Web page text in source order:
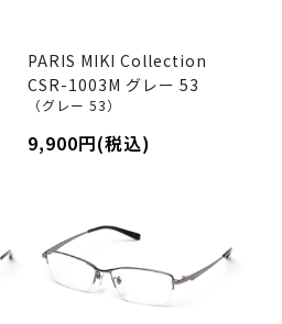
PARIS MIKI Collection
CSR-1003M グレー 53
（グレー 53）
9,900円(税込)